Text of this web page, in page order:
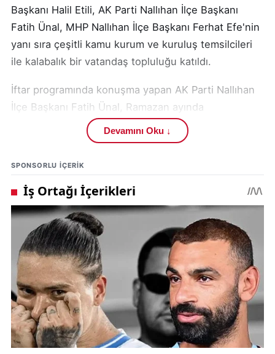
Başkanı Halil Etili, AK Parti Nallıhan İlçe Başkanı
Fatih Ünal, MHP Nallıhan İlçe Başkanı Ferhat Efe'nin
yanı sıra çeşitli kamu kurum ve kuruluş temsilcileri
ile kalabalık bir vatandaş topluluğu katıldı.
İftar programında konuşma yapan AK Parti Nallıhan
İlçe Başkanı Fatih Ünal, Ramazan ayında
birlik,beraberlik ve paylaşma duygularının pekiştiğini
vurgulayarak,iftar programına katılımlarından dolayı
başta Çevre Şehircilik ve İklim Değişikliği Bakan
Yardımcısı Burak Demiralp olmak üzere,bölge
milletvekillerine, parti teşkilatı mensuplarına ve
bütün vatandaşlara teşekkür etti.
Daha sonra sırasıyla, önceki dönem Belediye
Başkanı İsmail Öntaş, AK Parti Ankara Milletvekili
Osman Gökçek, AK Parti Ankara Milletvekili Asuman
Erdoğan, AK Parti Ankara İl Başkan Yardımcısı Erhan
Sarıgöl ve Çevre Şehircilik ve İklim Değişikliği Bakan
Yardımcısı Burak Demiralp birer konuşma yaparak
vatandaşların Ramazan ayını tebrik ettiler.
Devamını Oku ↓
SPONSORLU IÇERIK